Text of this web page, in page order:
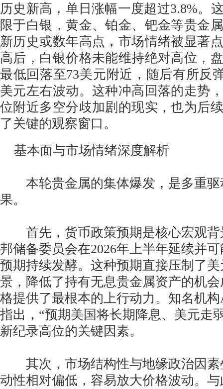
历史新高，单日涨幅一度超过3.8%。
限于白银，黄金、铂金、钯金等贵金
新历史或数年高点，市场情绪被显著
高后，白银价格未能维持绝对高位，
最低回落至73美元附近，随后有所反
美元左右波动。这种冲高回落的走势
位附近多空分歧加剧的现实，也为后
了关键的观察窗口。
基本面与市场情绪深度解析
本轮贵金属的集体爆发，是多重驱
果。
首先，货币政策预期是核心宏观背
邦储备委员会在2026年上半年延续并
预期持续发酵。这种预期直接压制了
景，降低了持有无息贵金属资产的机
格提供了最根本的上行动力。知名机
指出，“预期美国将长期降息、美元走
新纪录高位的关键因素。
其次，市场结构性与地缘政治因素
动性相对偏低，容易放大价格波动。